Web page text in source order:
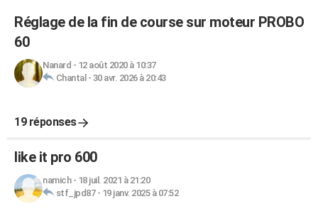
Réglage de la fin de course sur moteur PROBO
60
Nanard - 12 août 2020 à 10:37
Chantal - 30 avr. 2026 à 20:43
19 réponses
like it pro 600
namich- 18 juil. 2021 à 21:20
stf_jpd87- 19 janv. 2025 à 07:52